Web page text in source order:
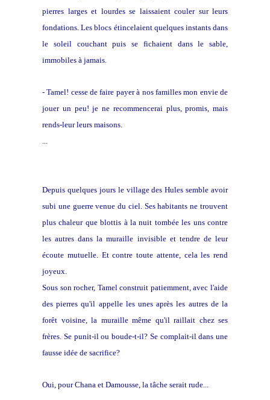
pierres larges et lourdes se laissaient couler sur leurs
fondations. Les blocs étincelaient quelques instants dans
le soleil couchant puis se fichaient dans le sable,
immobiles à jamais.
- Tamel! cesse de faire payer à nos familles mon envie de
jouer un peu! je ne recommencerai plus, promis, mais
rends-leur leurs maisons.
Depuis quelques jours le village des Hules semble avoir
subi une guerre venue du ciel. Ses habitants ne trouvent
plus chaleur que blottis à la nuit tombée les uns contre
les autres dans la muraille invisible et tendre de leur
écoute mutuelle. Et contre toute attente, cela les rend
joyeux.
Sous son rocher, Tamel construit patiemment, avec l'aide
des pierres qu'il appelle les unes après les autres de la
forêt voisine, la muraille même qu'il raillait chez ses
frères. Se punit-il ou boude-t-il? Se complait-il dans une
fausse idée de sacrifice?
Oui, pour Chana et Damousse, la tâche serait rude...